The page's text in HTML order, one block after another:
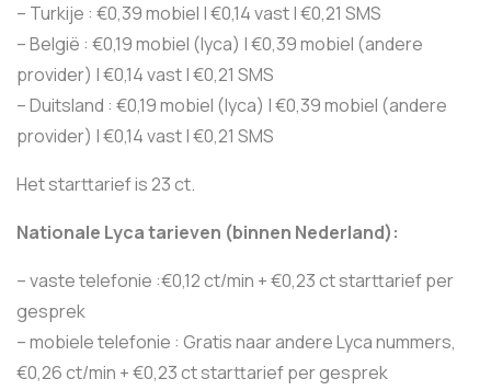
– Turkije : €0,39 mobiel | €0,14 vast | €0,21 SMS
– België : €0,19 mobiel (lyca) | €0,39 mobiel (andere
provider) | €0,14 vast | €0,21 SMS
– Duitsland : €0,19 mobiel (lyca) | €0,39 mobiel (andere
provider) | €0,14 vast | €0,21 SMS
Het starttarief is 23 ct.
Nationale Lyca tarieven (binnen Nederland):
– vaste telefonie :€0,12 ct/min + €0,23 ct starttarief per
gesprek
– mobiele telefonie : Gratis naar andere Lyca nummers,
€0,26 ct/min + €0,23 ct starttarief per gesprek